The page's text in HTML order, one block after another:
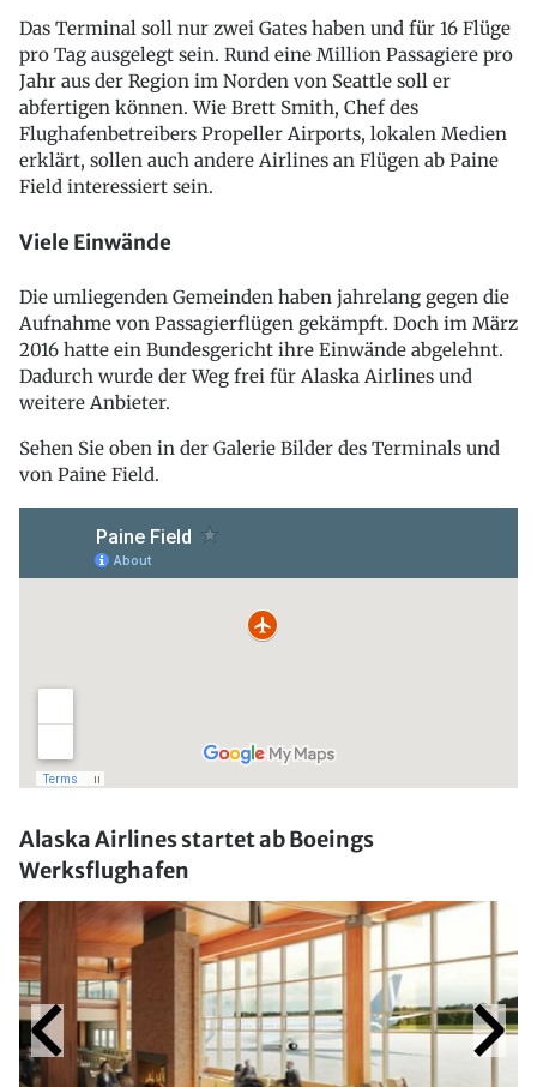
Das Terminal soll nur zwei Gates haben und für 16 Flüge
pro Tag ausgelegt sein. Rund eine Million Passagiere pro
Jahr aus der Region im Norden von Seattle soll er
abfertigen können. Wie Brett Smith, Chef des
Flughafenbetreibers Propeller Airports, lokalen Medien
erklärt, sollen auch andere Airlines an Flügen ab Paine
Field interessiert sein.
Viele Einwände
Die umliegenden Gemeinden haben jahrelang gegen die
Aufnahme von Passagierflügen gekämpft. Doch im März
2016 hatte ein Bundesgericht ihre Einwände abgelehnt.
Dadurch wurde der Weg frei für Alaska Airlines und
weitere Anbieter.
Sehen Sie oben in der Galerie Bilder des Terminals und
von Paine Field.
Alaska Airlines startet ab Boeings
Werksflughafen